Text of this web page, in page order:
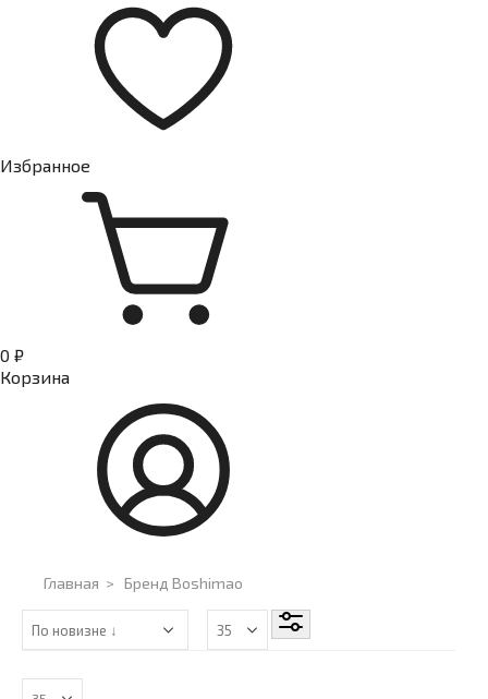
Избранное
0 ₽
Корзина
Главная > Бренд Boshimao